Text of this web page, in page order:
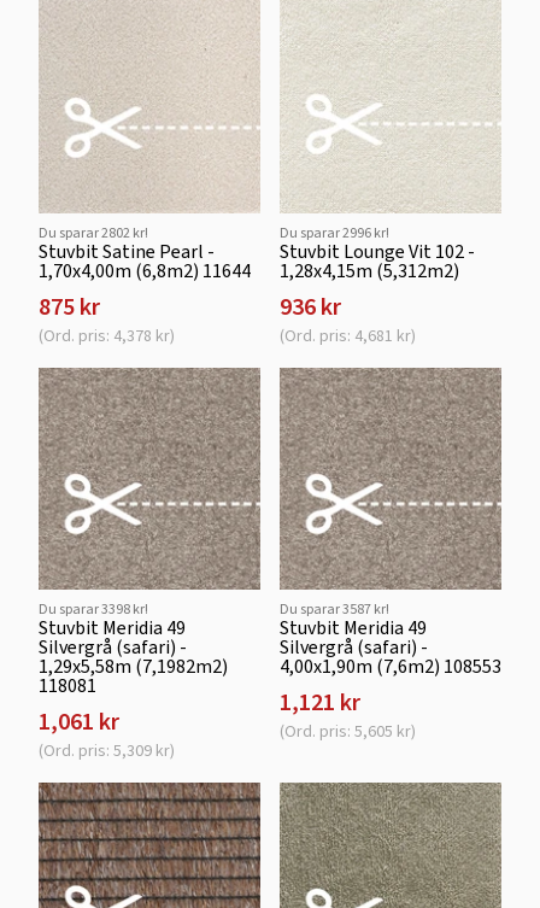
Du sparar 2802 kr!
Stuvbit Satine Pearl -
1,70x4,00m (6,8m2) 11644
875 kr
(Ord. pris: 4,378 kr)
Du sparar 2996 kr!
Stuvbit Lounge Vit 102 -
1,28x4,15m (5,312m2)
936 kr
(Ord. pris: 4,681 kr)
Du sparar 3398 kr!
Stuvbit Meridia 49
Silvergrå (safari) -
1,29x5,58m (7,1982m2)
118081
1,061 kr
(Ord. pris: 5,309 kr)
Du sparar 3587 kr!
Stuvbit Meridia 49
Silvergrå (safari) -
4,00x1,90m (7,6m2) 108553
1,121 kr
(Ord. pris: 5,605 kr)